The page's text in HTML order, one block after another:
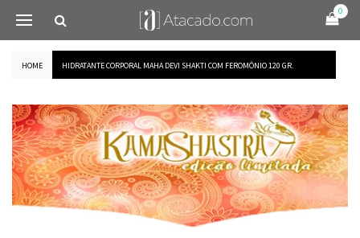
0
HOME HIDRATANTE CORPORAL MAHA DEVI SHAKTI COM FEROMÔNIO 120 GR.